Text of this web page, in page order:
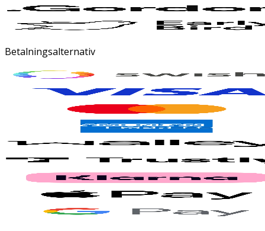
Betalningsalternativ